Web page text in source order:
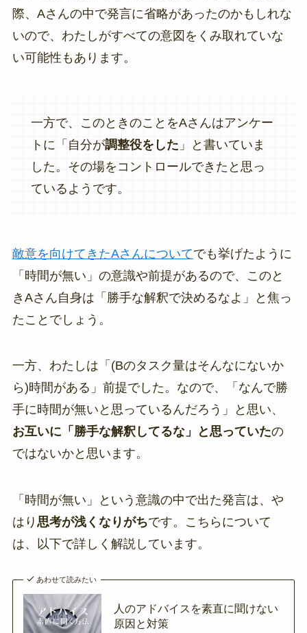
際、Aさんの中で発言に省略があったのかもしれな
いので、わたしがすべての意図をくみ取れていな
い可能性もあります。
一方で、このときのことをAさんはアンケー
トに「自分が調整役をした 」と書いていま
した。その場をコントロールできたと思っ
ているようです。
敵意を向けてきたAさんについてでも挙げたように
「時間が無い」の意識や前提があるので、このと
きAさん自身は「勝手な解釈で決めるなよ」と焦っ
たことでしょう。
一方、わたしは「(Bのタスク量はそんなにないか
ら)時間がある」前提でした。なので、「なんで勝
手に時間が無いと思っているんだろう」と思い、
お互いに「勝手な解釈してるな」と思っていたの
ではないかと思います。
「時間が無い」という意識の中で出た発言は、や
はり 思考が浅くなりがちです。こちらについて
は、以下で詳しく解説しています。
あわせて読みたい
人のアドバイスを素直に聞けない
原因と対策